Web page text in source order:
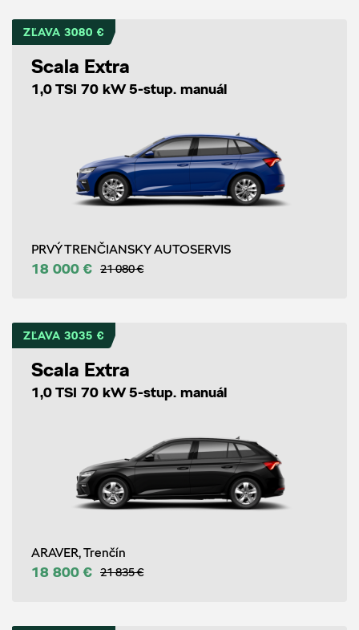
ZĽAVA 3080 €
Scala Extra
1,0 TSI 70 kW 5-stup. manuál
PRVÝ TRENČIANSKY AUTOSERVIS
18 000 € 21 080 €
ZĽAVA 3035 €
Scala Extra
1,0 TSI 70 kW 5-stup. manuál
ARAVER, Trenčín
18 800 € 21 835 €